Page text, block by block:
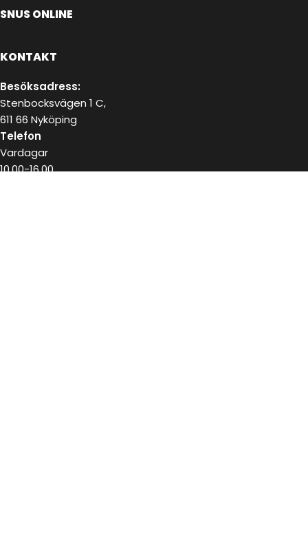
SNUS ONLINE
KONTAKT
Besöksadress:
Stenbocksvägen 1 C,
611 66 Nyköping
Telefon
Vardagar
10.00-16.00